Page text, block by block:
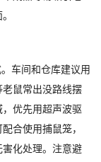
车间和仓库建议用
鼠常出没路线摆
优先用超声波驱
合使用捕鼠笼，
化处理。注意避